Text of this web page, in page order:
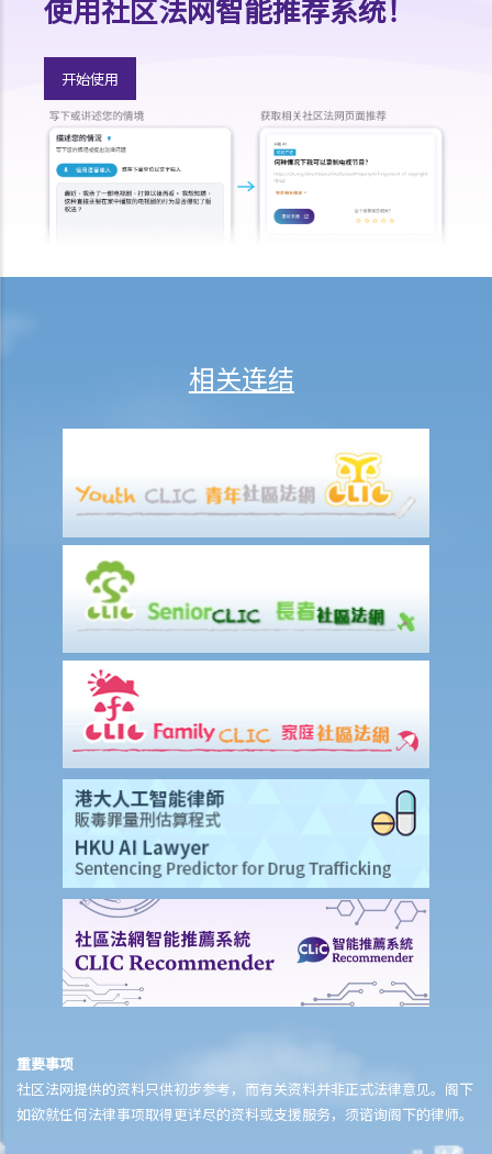
5. 举例说明
2. 于 IVA申请过程中，M小姐需要做些甚么工作？
3.M小姐之 IVA建议书应包含甚么内容？
4.债权人会议之过程是怎样？
5. 如M小姐之 IVA建议书获通过，她需要承担甚么责任？
6. 债权人会议中之议决能否被推翻？
7. 于IVA之执行期间，M小姐可否避免面对破产诉讼？
B. 提交清盘呈请书时要注意之事项
1. 提交清盘呈请书之程序简述
3. 我已就债项问题获得法庭之判决，惟该公司仍然拒绝还债。我应否提
出清盘呈请？
4. 除债权人外，还有何人可提出清盘呈请？
5. 我是某公司之董事及小股东 ，而 公司大股东一向将本人摒除于公司
管理层之外。我能否提出清盘呈请？
提交另一份呈请书？如果不需要，我还有甚么选择？
7. 本公司收到还债要求书并限定须于21日内支付款额，但我们坚决否认
拖欠对方任何款额。有何方法可以保护公司利益？
对方任何回覆。21日期限已过，而我们担心对方会随时提出清盘呈请，
我们有何选择？
C. 查询清盘记录
D. 提交清盘呈请书后之影响
1. 能否恢复被冻结的公司银行账户？
2. 本公司认为清盘呈请人追索的债务并不属实，我们在清盘呈请聆讯前
有何其他对策？
3.我是某公司的债权人，而该公司拒绝偿付债务。我亦有理据相信该公
序需时数月。有何办法可以即时保障我的利益并保护到该公司的资产？
4. 我是否需要委任律师或会计师担任临时清盘人？为避免支付委任律师
或会计师作为临时清盘人之费用，政府职员（如破产管理署署长）能否
使用社区法网智能推荐系统！
开始使用
相关连结
重要事项
社区法网提供的资料只供初步参考，而有关资料并非正式法律意见。阁下
如欲就任何法律事项取得更详尽的资料或支援服务，须谘询阁下的律师。